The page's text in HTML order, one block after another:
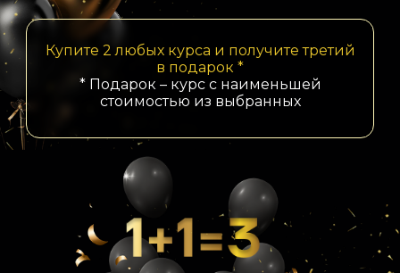
Купите 2 любых курса и получите третий
в подарок *
* Подарок – курс с наименьшей
стоимостью из выбранных